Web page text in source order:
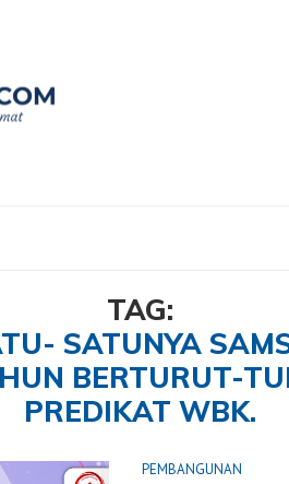
TAG:
SATUNYA
BERTURUT-
PREDIKAT WBK.
PEMBANGUNAN